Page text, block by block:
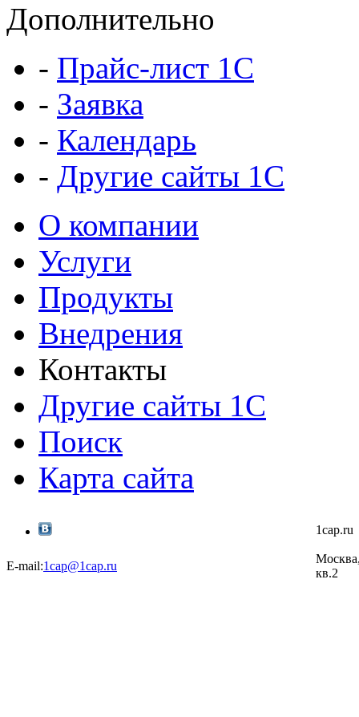
Дополнительно
- Прайс-лист 1C
- Заявка
- Календарь
- Другие сайты 1С
О компании
Услуги
Продукты
Внедрения
Контакты
Другие сайты 1С
Поиск
Карта сайта
E-mail:1cap@1cap.ru
кв.2